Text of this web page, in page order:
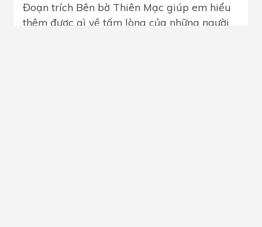
Đoạn trích Bên bờ Thiên Mạc giúp em hiểu
thêm được gì về tấm lòng của những người